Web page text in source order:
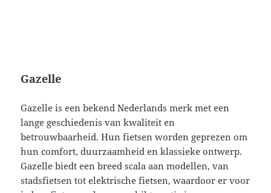
Gazelle
Gazelle is een bekend Nederlands merk met een
lange geschiedenis van kwaliteit en
betrouwbaarheid. Hun fietsen worden geprezen om
hun comfort, duurzaamheid en klassieke ontwerp.
Gazelle biedt een breed scala aan modellen, van
stadsfietsen tot elektrische fietsen, waardoor er voor